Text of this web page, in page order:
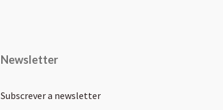
Newsletter
Subscrever a newsletter